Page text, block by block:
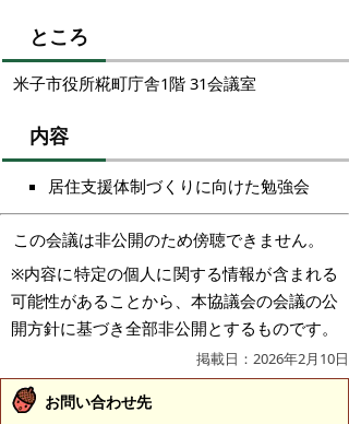
ところ
米子市役所糀町庁舎1階 31会議室
内容
居住支援体制づくりに向けた勉強会
この会議は非公開のため傍聴できません。
※内容に特定の個人に関する情報が含まれる
可能性があることから、本協議会の会議の公
開方針に基づき全部非公開とするものです。
掲載日：2026年2月10日
お問い合わせ先